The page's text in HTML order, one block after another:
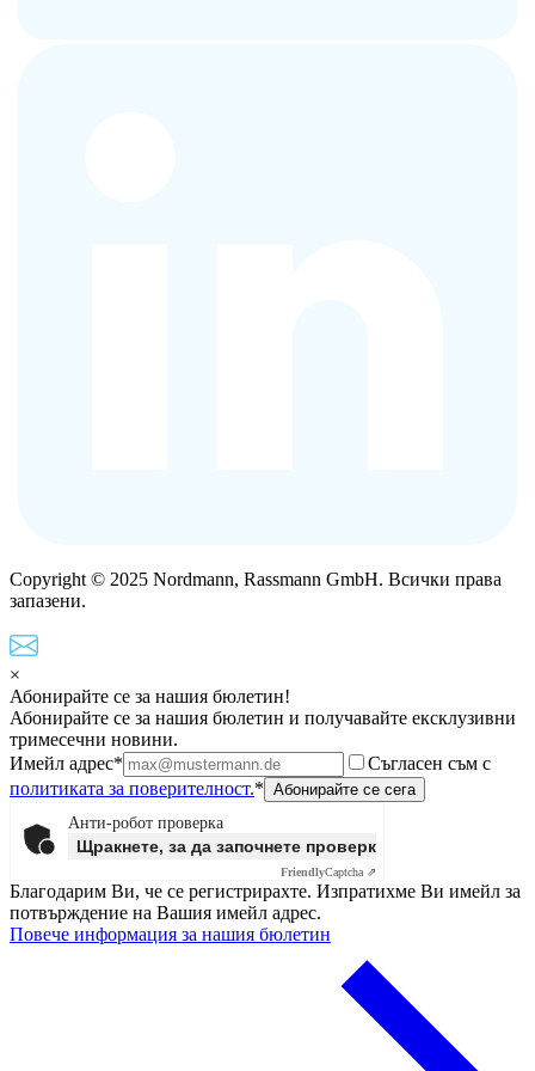
Copyright © 2025 Nordmann, Rassmann GmbH. Всички права
запазени.
×
Абонирайте се за нашия бюлетин!
Абонирайте се за нашия бюлетин и получавайте ексклузивни
тримесечни новини.
Имейл адрес*
Съгласен съм с
политиката за поверителност.*
Анти-робот проверка
Щракнете, за да започнете проверката
FriendlyCaptcha ⇗
Благодарим Ви, че се регистрирахте. Изпратихме Ви имейл за
потвърждение на Вашия имейл адрес.
Повече информация за нашия бюлетин